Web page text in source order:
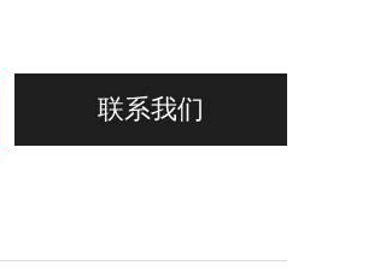
联系我们